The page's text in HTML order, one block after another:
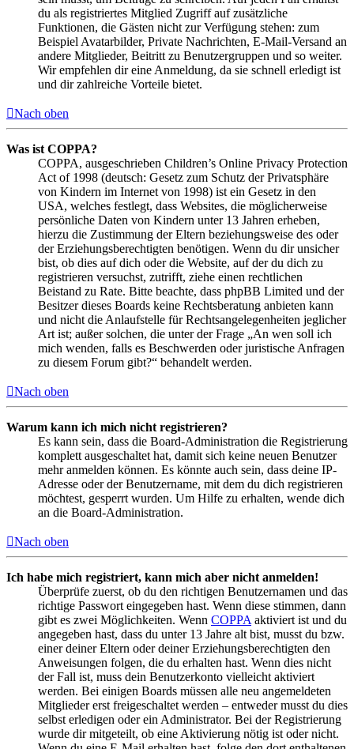
du als registriertes Mitglied Zugriff auf zusätzliche
Funktionen, die Gästen nicht zur Verfügung stehen: zum
Beispiel Avatarbilder, Private Nachrichten, E-Mail-Versand an
andere Mitglieder, Beitritt zu Benutzergruppen und so weiter.
Wir empfehlen dir eine Anmeldung, da sie schnell erledigt ist
und dir zahlreiche Vorteile bietet.
Nach oben
Was ist COPPA?
COPPA, ausgeschrieben Children’s Online Privacy Protection
Act of 1998 (deutsch: Gesetz zum Schutz der Privatsphäre
von Kindern im Internet von 1998) ist ein Gesetz in den
USA, welches festlegt, dass Websites, die möglicherweise
persönliche Daten von Kindern unter 13 Jahren erheben,
hierzu die Zustimmung der Eltern beziehungsweise des oder
der Erziehungsberechtigten benötigen. Wenn du dir unsicher
bist, ob dies auf dich oder die Website, auf der du dich zu
registrieren versuchst, zutrifft, ziehe einen rechtlichen
Beistand zu Rate. Bitte beachte, dass phpBB Limited und der
Besitzer dieses Boards keine Rechtsberatung anbieten kann
und nicht die Anlaufstelle für Rechtsangelegenheiten jeglicher
Art ist; außer solchen, die unter der Frage „An wen soll ich
mich wenden, falls es Beschwerden oder juristische Anfragen
zu diesem Forum gibt?“ behandelt werden.
Nach oben
Warum kann ich mich nicht registrieren?
Es kann sein, dass die Board-Administration die Registrierung
komplett ausgeschaltet hat, damit sich keine neuen Benutzer
mehr anmelden können. Es könnte auch sein, dass deine IP-
Adresse oder der Benutzername, mit dem du dich registrieren
möchtest, gesperrt wurden. Um Hilfe zu erhalten, wende dich
an die Board-Administration.
Nach oben
Ich habe mich registriert, kann mich aber nicht anmelden!
Überprüfe zuerst, ob du den richtigen Benutzernamen und das
richtige Passwort eingegeben hast. Wenn diese stimmen, dann
gibt es zwei Möglichkeiten. Wenn COPPA aktiviert ist und du
angegeben hast, dass du unter 13 Jahre alt bist, musst du bzw.
einer deiner Eltern oder deiner Erziehungsberechtigten den
Anweisungen folgen, die du erhalten hast. Wenn dies nicht
der Fall ist, muss dein Benutzerkonto vielleicht aktiviert
werden. Bei einigen Boards müssen alle neu angemeldeten
Mitglieder erst freigeschaltet werden – entweder musst du dies
selbst erledigen oder ein Administrator. Bei der Registrierung
wurde dir mitgeteilt, ob eine Aktivierung nötig ist oder nicht.